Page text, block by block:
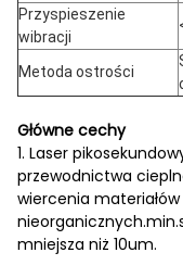
Przyspieszenie
wibracji
Metoda ostrości
Główne cechy
1. Laser
przewodnictwa
wiercenia
mniejsza niż 10um.